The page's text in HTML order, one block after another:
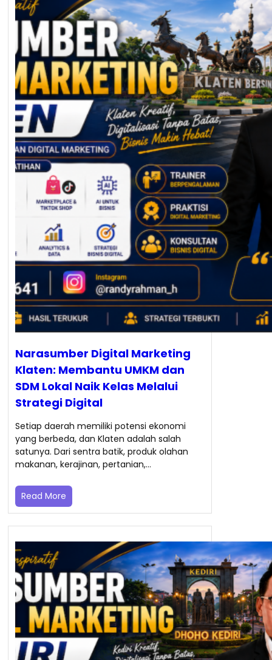
Narasumber Digital Marketing
Klaten: Membantu UMKM dan
SDM Lokal Naik Kelas Melalui
Strategi Digital
Setiap daerah memiliki potensi ekonomi
yang berbeda, dan Klaten adalah salah
satunya. Dari sentra batik, produk olahan
makanan, kerajinan, pertanian,…
Read More